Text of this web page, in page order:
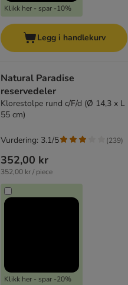
Klikk her - spar -10%
Legg i handlekurv
Natural Paradise
reservedeler
Klorestolpe rund c/F/d (Ø 14,3 x L
55 cm)
352,00 kr
352,00 kr / piece
Klikk her - spar -20%
Vurdering: 3.1/5 (239)